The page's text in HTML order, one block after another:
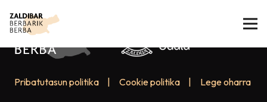
Pribatutasun politika Cookie politika Lege oharra